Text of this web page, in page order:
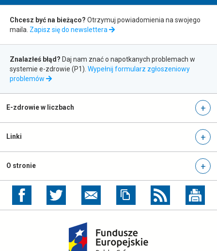
Zapis
do
newslettera
Chcesz być na bieżąco? Otrzymuj powiadomienia na swojego
maila. Zapisz się do newslettera
Zgłaszanie
błędów
Znalazłeś błąd? Daj nam znać o napotkanych problemach w
systemie e-zdrowie (P1). Wypełnij formularz zgłoszeniowy
problemów
otwiera
nowej
E-zdrowie w liczbach
Linki
O stronie
otwiera
w
otwiera
w
karcie